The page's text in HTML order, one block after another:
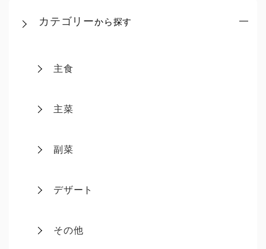
カテゴリーから探す
主食
主菜
副菜
デザート
その他